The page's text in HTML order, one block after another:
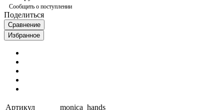
Сообщить о поступлении
Поделиться
Сравнение
Избранное
Артикул
monica_hands